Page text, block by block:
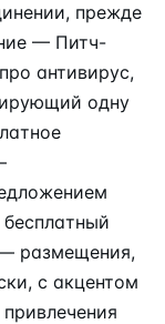
прежде
— Питч-
антивирус,
одну
размещения,
с акцентом